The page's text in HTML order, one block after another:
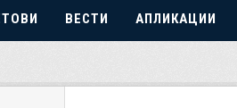
ВЕСТИ АПЛИКАЦИИ